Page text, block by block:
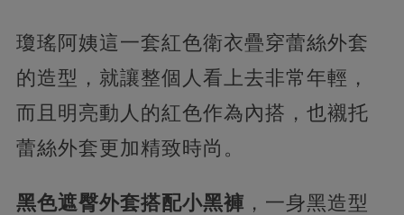
瓊瑤阿姨這一套紅色衛衣疊穿蕾絲外套
的造型，就讓整個人看上去非常年輕，
而且明亮動人的紅色作為內搭，也襯托
蕾絲外套更加精致時尚。
黑色遮臀外套搭配小黑褲 ，一身黑造型